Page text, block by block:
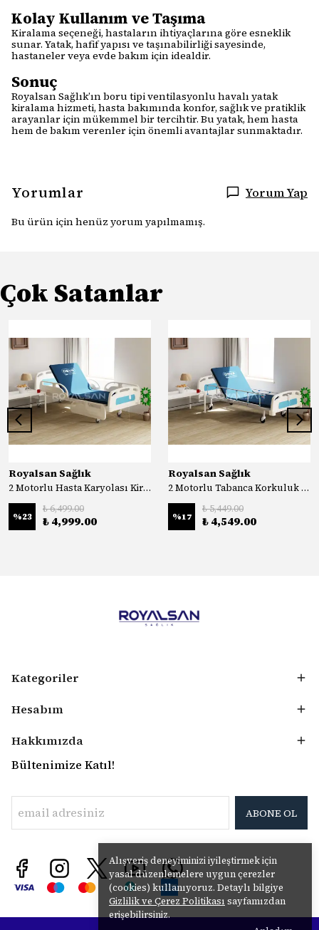
Alışveriş deneyiminizi iyileştirmek için
yasal düzenlemelere uygun çerezler
(cookies) kullanıyoruz. Detaylı bilgiye
Gizlilik ve Çerez Politikası sayfamızdan
erişebilirsiniz.
Kolay Kullanım ve Taşıma
Kiralama seçeneği, hastaların ihtiyaçlarına göre esneklik
sunar. Yatak, hafif yapısı ve taşınabilirliği sayesinde,
hastaneler veya evde bakım için idealdir.
Sonuç
Royalsan Sağlık’ın boru tipi ventilasyonlu havalı yatak
kiralama hizmeti, hasta bakımında konfor, sağlık ve pratiklik
arayanlar için mükemmel bir tercihtir. Bu yatak, hem hasta
hem de bakım verenler için önemli avantajlar sunmaktadır.
Yorumlar Yorum Yap
Bu ürün için henüz yorum yapılmamış.
Çok Satanlar
Royalsan Sağlık
2 Motorlu Hasta Karyolası Kiralık
%23
₺ 6,499.00
₺ 4,999.00
Royalsan Sağlık
2 Motorlu Tabanca Korkuluk Hasta Karyolası Kiralık
%17
₺ 5,449.00
₺ 4,549.00
Kategoriler
Hesabım
Hakkımızda
Bültenimize Katıl!
ABONE OL